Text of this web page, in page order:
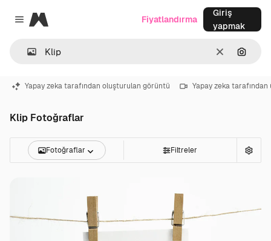
Close menu
Magnific
Temizlemek
Fiyatlandırma
Giriş
yapmak
Yapay zeka tarafından oluşturulan görüntü Yapay zeka
Klip Fotoğraflar
Fotoğraflar Filtreler